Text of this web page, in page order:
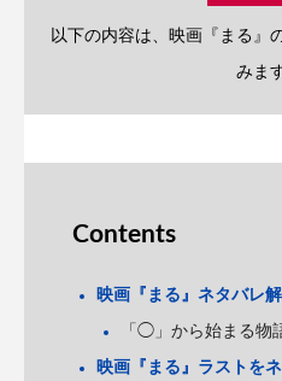
以下の内容は、映画『まる』
みま
Contents
映画『まる』ネタバレ
「◯」から始まる物
映画『まる』ラストを